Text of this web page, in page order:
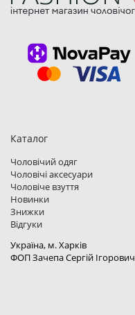
Каталог
Чоловічий одяг
Чоловічі аксесуари
Чоловіче взуття
Новинки
Знижки
Відгуки
Україна, м. Харкiв
ФОП Зачепа Сергій Ігорович